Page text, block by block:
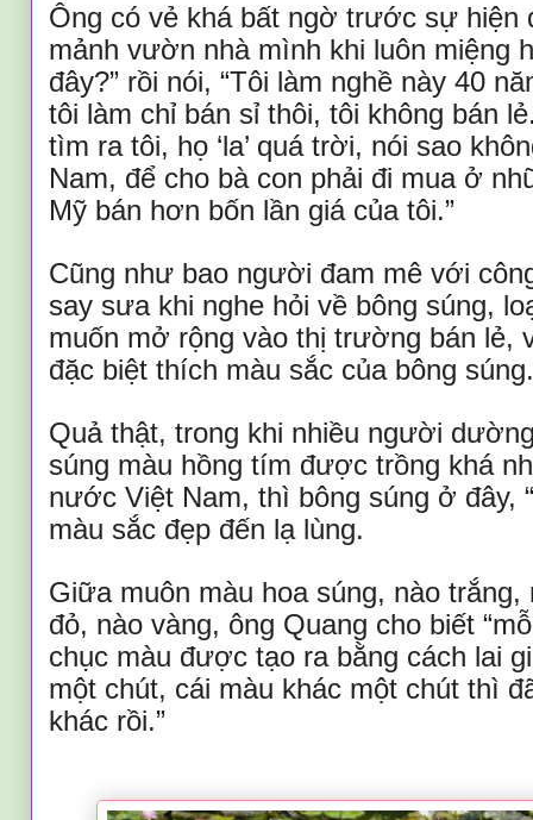
Ông có vẻ khá bất ngờ trước sự hiện
mảnh vườn nhà mình khi luôn miệng
đây?” rồi nói, “Tôi làm nghề này 40
tôi làm chỉ bán sỉ thôi, tôi không bán
tìm ra tôi, họ ‘la’ quá trời, nói sao
Nam, để cho bà con phải đi mua ở
Mỹ bán hơn bốn lần giá của tôi.”
Cũng như bao người đam mê với
say sưa khi nghe hỏi về bông súng,
muốn mở rộng vào thị trường bán lẻ,
đặc biệt thích màu sắc của bông
Quả thật, trong khi nhiều người
súng màu hồng tím được trồng khá
nước Việt Nam, thì bông súng ở đây,
màu sắc đẹp đến lạ lùng.
Giữa muôn màu hoa súng, nào
đỏ, nào vàng, ông Quang cho biết
chục màu được tạo ra bằng cách lai
một chút, cái màu khác một chút thì
khác rồi.”